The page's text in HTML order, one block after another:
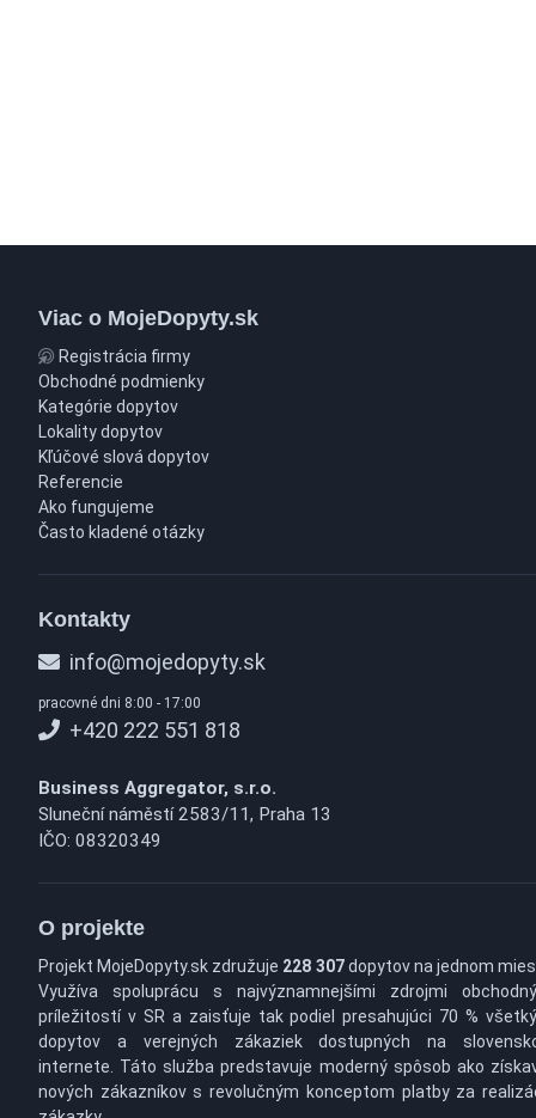
Viac o MojeDopyty.sk
Registrácia firmy
Obchodné podmienky
Kategórie dopytov
Lokality dopytov
Kľúčové slová dopytov
Referencie
Ako fungujeme
Často kladené otázky
Kontakty
info@mojedopyty.sk
pracovné dni 8:00 - 17:00
+420 222 551 818
Business Aggregator, s.r.o.
Sluneční náměstí 2583/11, Praha 13
IČO: 08320349
O projekte
Projekt MojeDopyty.sk združuje 228 307dopytov na jednom
Využíva spoluprácu s najvýznamnejšími zdrojmi
príležitostí v SR a zaisťuje tak podiel presahujúci 70 %
dopytov a verejných zákaziek dostupných na
internete. Táto služba predstavuje moderný spôsob ako
nových zákazníkov s revolučným konceptom platby za